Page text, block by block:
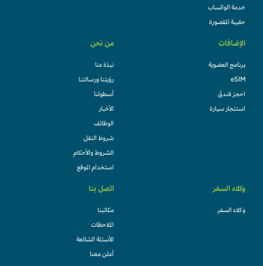
خدمة الواتساب
حقيبة المقصورة
الإضافات
برنامج العضوية
eSIM
احجز فندقً
استئجار سيارة
من نحن
نبذة عنا
رؤيتنا ورسالتنا
أسطولنا
الأخبار
الوظائف
شروط النقل
الشروط والأحكام
استخدام الموقع
وكلاء السفر
وكلاء السفر
اتصل بنا
مكاتبنا
الملاحظات
الأسئلة الشائعة
أعلن معنا